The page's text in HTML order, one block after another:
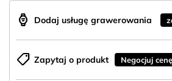
aod_watch Dodaj usługę grawerowania
shoppingmode Zapytaj o produkt Negocjuj cenę